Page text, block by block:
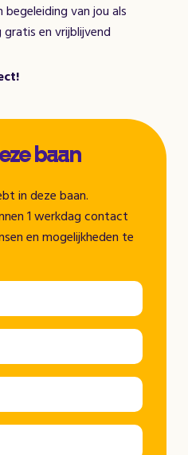
begeleiding van jou als
en vrijblijvend
baan
in deze baan.
1 werkdag contact
en mogelijkheden te